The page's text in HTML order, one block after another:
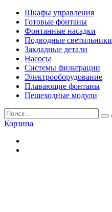
Шкафы управления
Готовые фонтаны
Фонтанные насадки
Подводные светильники
Закладные детали
Насосы
Системы фильтрации
Электрооборудование
Плавающие фонтаны
Пешеходные модули
Корзина